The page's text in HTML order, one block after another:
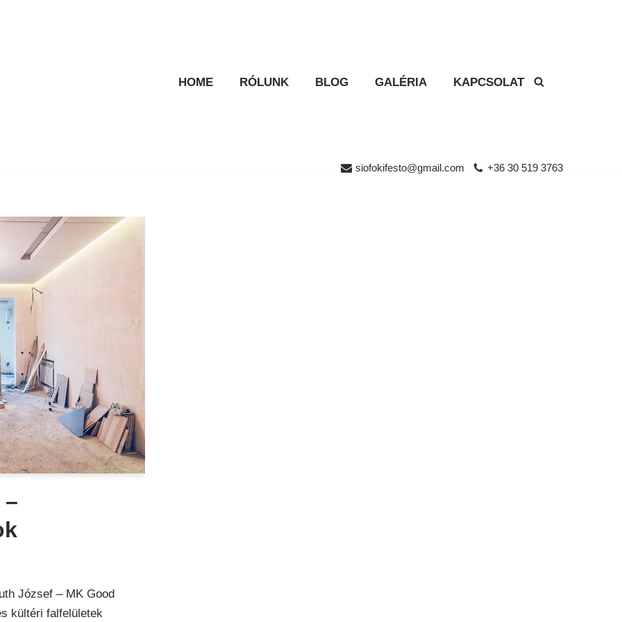
HOME RÓLUNK BLOG GALÉRIA KAPCSOLAT
siofokifesto@gmail.com +36 30 519 3763
–
József – MK Good
kültéri falfelületek